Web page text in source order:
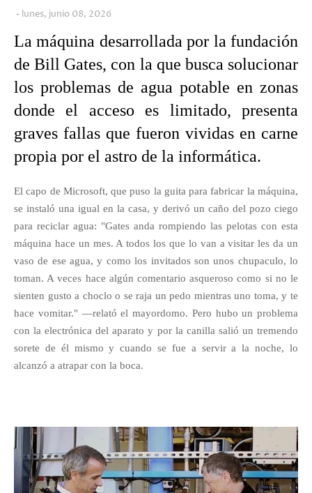
lunes, junio 08, 2026
La máquina desarrollada por la fundación
de Bill Gates, con la que busca solucionar
los problemas de agua potable en zonas
donde el acceso es limitado, presenta
graves fallas que fueron vividas en carne
propia por el astro de la informática.
El capo de Microsoft, que puso la guita para fabricar la máquina,
se instaló una igual en la casa, y derivó un caño del pozo ciego
para reciclar agua: "Gates anda rompiendo las pelotas con esta
máquina hace un mes. A todos los que lo van a visitar les da un
vaso de ese agua, y como los invitados son unos chupaculo, lo
toman. A veces hace algún comentario asqueroso como si no le
sienten gusto a choclo o se raja un pedo mientras uno toma, y te
hace vomitar." —relató el mayordomo. Pero hubo un problema
con la electrónica del aparato y por la canilla salió un tremendo
sorete de él mismo y cuando se fue a servir a la noche, lo
alcanzó a atrapar con la boca.